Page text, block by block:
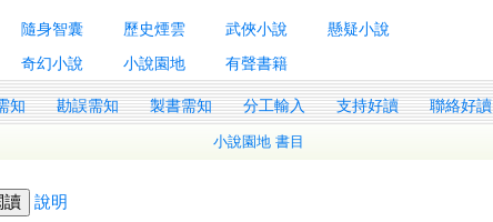
隨身智囊 歷史煙雲 武俠小說
懸疑小說
奇幻小說 小說園地 有聲書籍
知 勘誤需知 製書需知 分工輸入 支持好讀 聯絡好讀
小說園地 書目
說明